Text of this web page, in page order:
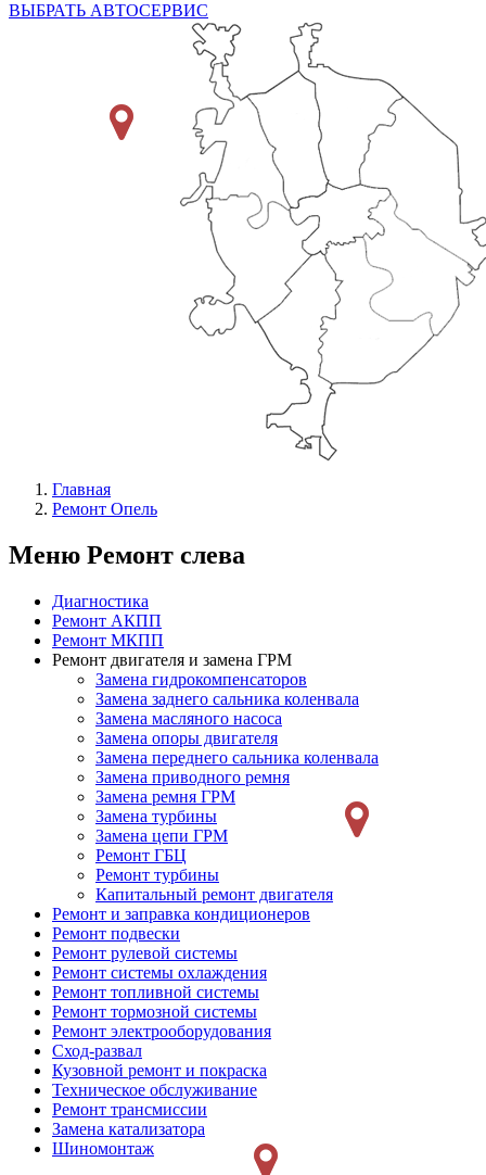
ВЫБРАТЬ АВТОСЕРВИС
Главная
Ремонт Опель
Меню Ремонт слева
Диагностика
Ремонт АКПП
Ремонт МКПП
Ремонт двигателя и замена ГРМ
Замена гидрокомпенсаторов
Замена заднего сальника коленвала
Замена масляного насоса
Замена опоры двигателя
Замена переднего сальника коленвала
Замена приводного ремня
Замена ремня ГРМ
Замена турбины
Замена цепи ГРМ
Ремонт ГБЦ
Ремонт турбины
Капитальный ремонт двигателя
Ремонт и заправка кондиционеров
Ремонт подвески
Ремонт рулевой системы
Ремонт системы охлаждения
Ремонт топливной системы
Ремонт тормозной системы
Ремонт электрооборудования
Сход-развал
Кузовной ремонт и покраска
Техническое обслуживание
Ремонт трансмиссии
Замена катализатора
Шиномонтаж